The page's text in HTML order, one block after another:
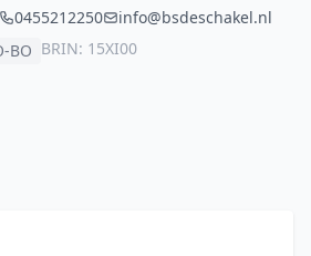
0455212250
info@bsdeschakel.nl
BO BRIN: 15XI00